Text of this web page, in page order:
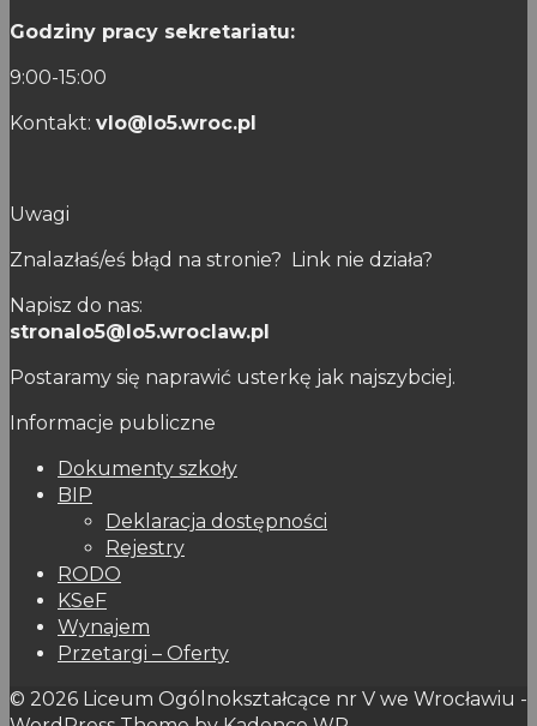
Godziny pracy sekretariatu:
9:00-15:00
Kontakt: vlo@lo5.wroc.pl
Uwagi
Znalazłaś/eś błąd na stronie? Link nie działa?
Napisz do nas:
stronalo5@lo5.wroclaw.pl
Postaramy się naprawić usterkę jak najszybciej.
Informacje publiczne
Dokumenty szkoły
BIP
Deklaracja dostępności
Rejestry
RODO
KSeF
Wynajem
Przetargi – Oferty
© 2026 Liceum Ogólnokształcące nr V we Wrocławiu -